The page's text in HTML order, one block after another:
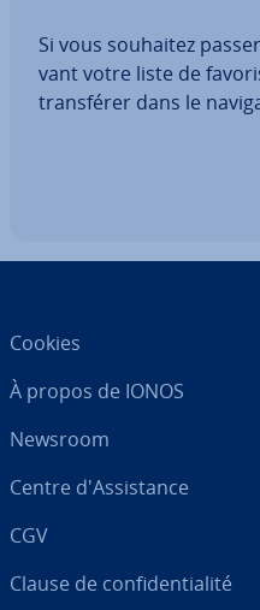
Si vous souhaitez
vant votre liste de
trans­fé­rer dans le
Cookies
À propos de IONOS
Newsroom
Centre d'As­sis­tance
CGV
Clause de con­fi­den­tia­lité